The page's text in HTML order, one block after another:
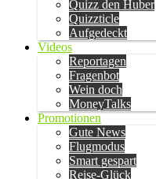
Quizz den Huber
Quizzticle
Aufgedeckt
Videos
Reportagen
Fragenbot
Wein doch
MoneyTalks
Promotionen
Gute News
Flugmodus
Smart gespart
Reise-Glück